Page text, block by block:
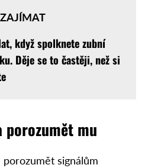
když spolknete zubní
Děje se to častěji, než si
porozumět mu
signálům